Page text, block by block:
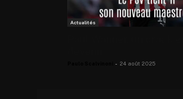
Actualités
- 24 août 2025